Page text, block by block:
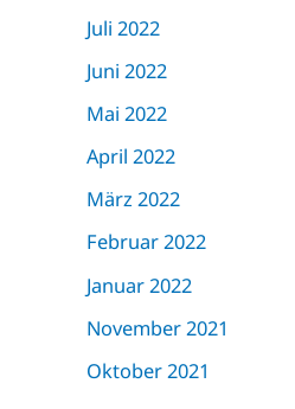
Juli 2022
Juni 2022
Mai 2022
April 2022
März 2022
Februar 2022
Januar 2022
November 2021
Oktober 2021